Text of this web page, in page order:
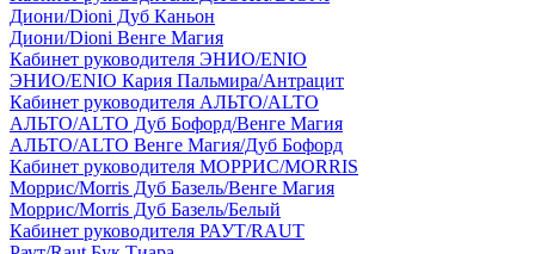
Диони/Dioni Дуб Каньон
Диони/Dioni Венге Магия
Кабинет руководителя ЭНИО/ENIO
ЭНИО/ENIO Кария Пальмира/Антрацит
Кабинет руководителя АЛЬТО/ALTO
АЛЬТО/ALTO Дуб Бофорд/Венге Магия
АЛЬТО/ALTO Венге Магия/Дуб Бофорд
Кабинет руководителя МОРРИС/MORRIS
Моррис/Morris Дуб Базель/Венге Магия
Моррис/Morris Дуб Базель/Белый
Кабинет руководителя РАУТ/RAUT